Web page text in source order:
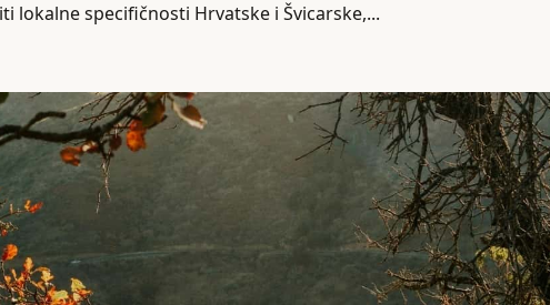
lokalne specifičnosti Hrvatske i Švicarske,...